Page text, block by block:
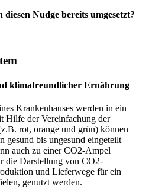
Nudge bereits umgesetzt?
klimafreundlicher Ernährung
Krankenhauses werden in ein
Hilfe der Vereinfachung der
rot, orange und grün) können
gesund bis ungesund eingeteilt
auch zu einer CO2-Ampel
die Darstellung von CO2-
und Lieferwege für ein
genutzt werden.